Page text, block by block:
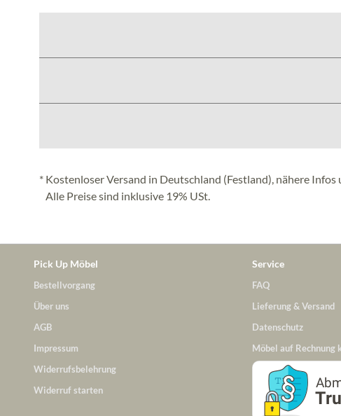
* Kostenloser Versand in Deutschland (Festland), nähere Infos
Alle Preise sind inklusive 19% USt.
Pick Up Möbel
Bestellvorgang
Über uns
AGB
Impressum
Widerrufsbelehrung
Widerruf starten
Service
FAQ
Lieferung & Versand
Datenschutz
Möbel auf Rechnung